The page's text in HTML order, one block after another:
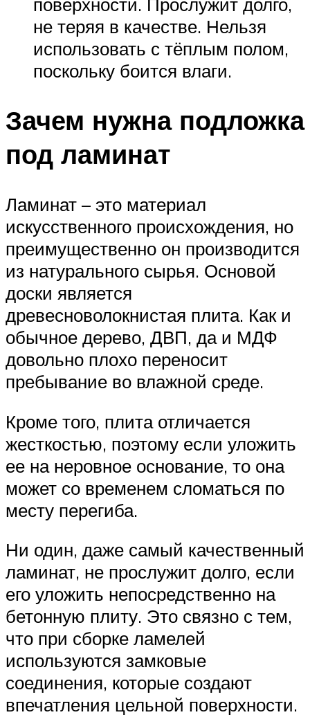
не теряя в качестве. Нельзя
использовать с тёплым полом,
поскольку боится влаги.
Зачем нужна подложка
под ламинат
Ламинат – это материал
искусственного происхождения, но
преимущественно он производится
из натурального сырья. Основой
доски является
древесноволокнистая плита. Как и
обычное дерево, ДВП, да и МДФ
довольно плохо переносит
пребывание во влажной среде.
Кроме того, плита отличается
жесткостью, поэтому если уложить
ее на неровное основание, то она
может со временем сломаться по
месту перегиба.
Ни один, даже самый качественный
ламинат, не прослужит долго, если
его уложить непосредственно на
бетонную плиту. Это связно с тем,
что при сборке ламелей
используются замковые
соединения, которые создают
впечатления цельной поверхности.